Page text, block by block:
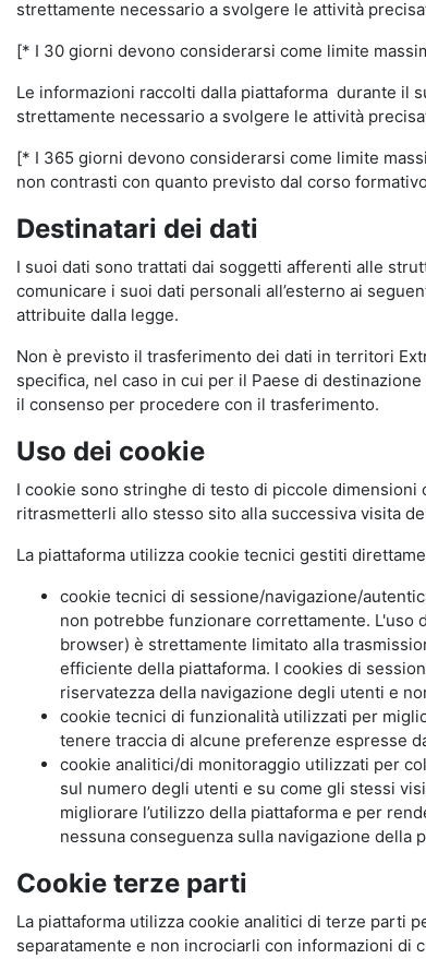
strettamente necessario a svolgere le attività
[* I 30 giorni devono considerarsi come limite
Le informazioni raccolti dalla piattaforma durante il
strettamente necessario a svolgere le attività
[* I 365 giorni devono considerarsi come limite
non contrasti con quanto previsto dal corso
Destinatari dei dati
I suoi dati sono trattati dai soggetti afferenti alle
comunicare i suoi dati personali all’esterno ai
attribuite dalla legge.
Non è previsto il trasferimento dei dati in territori
specifica, nel caso in cui per il Paese di
il consenso per procedere con il trasferimento.
Uso dei cookie
I cookie sono stringhe di testo di piccole
ritrasmetterli allo stesso sito alla successiva visita
La piattaforma utilizza cookie tecnici gestiti
cookie tecnici di sessione/navigazione/
non potrebbe funzionare correttamente.
browser) è strettamente limitato alla
efficiente della piattaforma. I cookies di
riservatezza della navigazione degli utenti e
cookie tecnici di funzionalità utilizzati per
tenere traccia di alcune preferenze espresse
cookie analitici/di monitoraggio utilizzati per
sul numero degli utenti e su come gli stessi
migliorare l’utilizzo della piattaforma e per
nessuna conseguenza sulla navigazione della
Cookie terze parti
La piattaforma utilizza cookie analitici di terze parti
separatamente e non incrociarli con informazioni di